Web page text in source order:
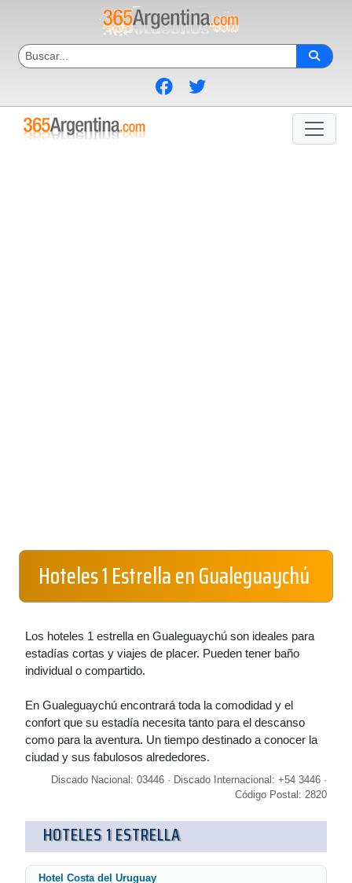
Hoteles 1 Estrella en Gualeguaychú
Los hoteles 1 estrella en Gualeguaychú son ideales para
estadías cortas y viajes de placer. Pueden tener baño
individual o compartido.
En Gualeguaychú encontrará toda la comodidad y el
confort que su estadía necesita tanto para el descanso
como para la aventura. Un tiempo destinado a conocer la
ciudad y sus fabulosos alrededores.
Discado Nacional: 03446 · Discado Internacional: +54 3446 ·
Código Postal: 2820
HOTELES 1 ESTRELLA
Hotel Costa del Uruguay